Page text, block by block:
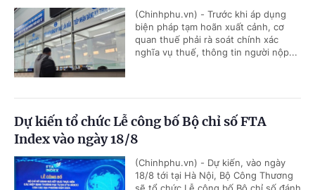
(Chinhphu.vn) - Trước khi áp dụng
biện pháp tạm hoãn xuất cảnh, cơ
quan thuế phải rà soát chính xác
nghĩa vụ thuế, thông tin người nộp...
Dự kiến tổ chức Lễ công bố Bộ chỉ số FTA
Index vào ngày 18/8
(Chinhphu.vn) - Dự kiến, vào ngày
18/8 tới tại Hà Nội, Bộ Công Thương